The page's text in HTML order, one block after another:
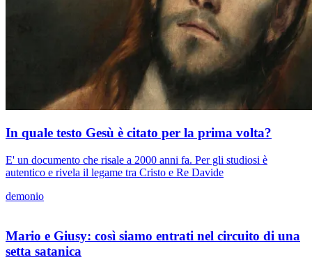
In quale testo Gesù è citato per la prima volta?
E' un documento che risale a 2000 anni fa. Per gli studiosi è
autentico e rivela il legame tra Cristo e Re Davide
demonio
Mario e Giusy: così siamo entrati nel circuito di una
setta satanica